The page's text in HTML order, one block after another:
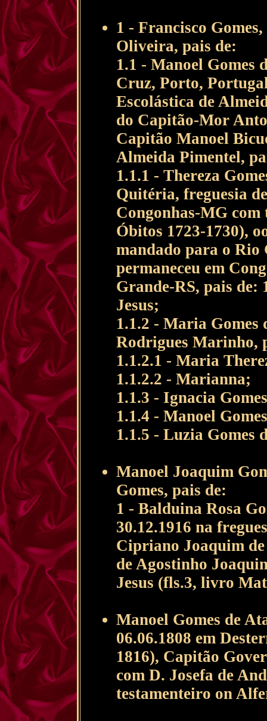
1 - Francisco
Oliveira, pais de:
1.1 - Manoel Gomes
Cruz, Porto,
Escolástica de
do Capitão-Mor
Capitão Manoel
Almeida Pimentel,
1.1.1 - Thereza
Quitéria, freguesia
Congonhas-MG com
Óbitos 1723-1730),
mandado para o Rio
permaneceu em
Grande-RS, pais de:
Jesus;
1.1.2 - Maria Gomes
Rodrigues Marinho,
1.1.2.1 - Maria
1.1.2.2 - Marianna;
1.1.3 - Ignacia
1.1.4 - Manoel
1.1.5 - Luzia Gomes
Manoel Joaquim
Gomes, pais de:
1 - Balduina Rosa
30.12.1916 na
Cipriano Joaquim
de Agostinho
Jesus (fls.3, livro
Manoel Gomes de
06.06.1808 em
1816), Capitão
com D. Josefa de
testamenteiro on